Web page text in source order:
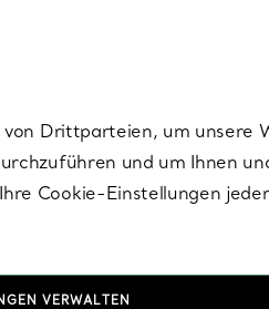
Drittparteien, um unsere
und um Ihnen
Cookie-Einstellungen
VERWALTEN